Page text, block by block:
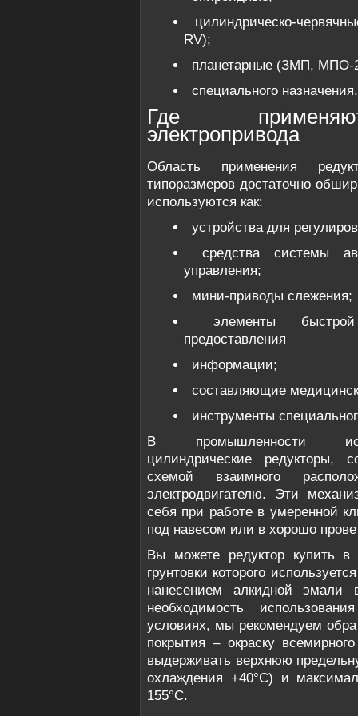
цилиндрическо-
RV);
планетарные (ЗМП,
специального назначения.
Где
электропривода
Область применения
типоразмеров достаточно
используются как:
устройства для
средства системы
управления;
мини-приводы слежения;
элементы
предоставления
информации;
составляющие
инструменты
В промышленности
цилиндрические редукторы,
схемой взаимного
электродвигателю. Эти
себя при работе в умеренной
под навесом или в хорошо
Вы можете редуктор купить в
грунтовки которого
нанесением алкидной
необходимость
условиях, мы рекомендуем
покрытия – окраску
выдерживать верхнюю
охлаждения +40°С) и
155°С.